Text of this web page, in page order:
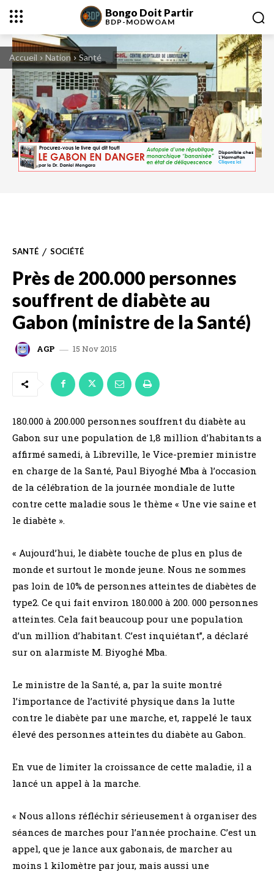
Bongo Doit Partir
BDP-MODWOAM
Accueil Nation Santé
SANTÉ SOCIÉTÉ
Près de 200.000 personnes
souffrent de diabète au
Gabon (ministre de la Santé)
AGP 15 Nov 2015
180.000 à 200.000 personnes souffrent du diabète au
Gabon sur une population de 1,8 million d’habitants a
affirmé samedi, à Libreville, le Vice-premier ministre
en charge de la Santé, Paul Biyoghé Mba à l’occasion
de la célébration de la journée mondiale de lutte
contre cette maladie sous le thème « Une vie saine et
le diabète ».
« Aujourd’hui, le diabète touche de plus en plus de
monde et surtout le monde jeune. Nous ne sommes
pas loin de 10% de personnes atteintes de diabètes de
type2. Ce qui fait environ 180.000 à 200. 000 personnes
atteintes. Cela fait beaucoup pour une population
d’un million d’habitant. C’est inquiétant’’, a déclaré
sur on alarmiste M. Biyoghé Mba.
Le ministre de la Santé, a, par la suite montré
l’importance de l’activité physique dans la lutte
contre le diabète par une marche, et, rappelé le taux
élevé des personnes atteintes du diabète au Gabon.
En vue de limiter la croissance de cette maladie, il a
lancé un appel à la marche.
« Nous allons réfléchir sérieusement à organiser des
séances de marches pour l’année prochaine. C’est un
appel, que je lance aux gabonais, de marcher au
moins 1 kilomètre par jour, mais aussi une